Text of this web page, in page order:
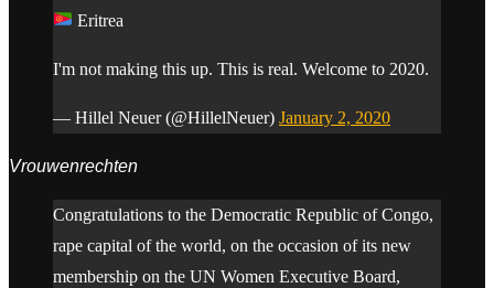
Eritrea
I'm not making this up. This is real. Welcome to 2020.
— Hillel Neuer (@HillelNeuer) January 2, 2020
Vrouwenrechten
Congratulations to the Democratic Republic of Congo,
rape capital of the world, on the occasion of its new
membership on the UN Women Executive Board,